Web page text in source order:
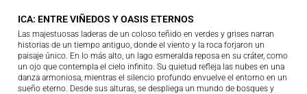
ICA: ENTRE VIÑEDOS Y OASIS ETERNOS
Las majestuosas laderas de un coloso teñido en verdes y grises narran
historias de un tiempo antiguo, donde el viento y la roca forjaron un
paisaje único. En lo más alto, un lago esmeralda reposa en su cráter, como
un ojo que contempla el cielo infinito. Su quietud refleja las nubes en una
danza armoniosa, mientras el silencio profundo envuelve el entorno en un
sueño eterno. Desde sus alturas, se despliega un mundo de bosques y